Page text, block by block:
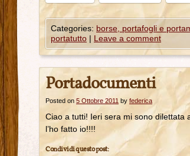
Categories: borse, portafogli e
portatutto | Leave a comment
Portadocumenti
Posted on 5 Ottobre 2011 by federica
Ciao a tutti! Ieri sera mi sono dilettata
l’ho fatto io!!!!
Condividi questo post: